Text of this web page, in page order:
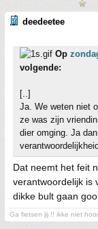
deedeetee
Op
volgende:
[..]
Ja. We weten niet
ze was zijn
dier omging. Ja
Dat neemt het feit
verantwoordelijk is
dikke bult gaan
Ga fietsen jij !! ikke niet hoor..